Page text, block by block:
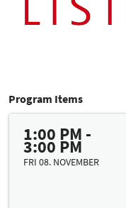
Program Items
1:00 PM -
3:00 PM
FRI 08. NOVEMBER